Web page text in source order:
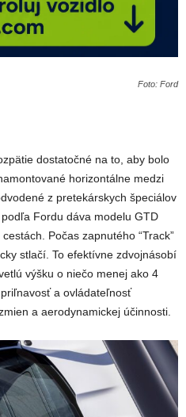
Foto: Ford
dostatočné na to, aby bolo
horizontálne medzi
z pretekárskych špeciálov
Fordu dáva modelu GTD
Počas zapnutého “Track”
stlačí. To efektívne zdvojnásobí
výšku o niečo menej ako 4
a ovládateľnosť
a aerodynamickej účinnosti.